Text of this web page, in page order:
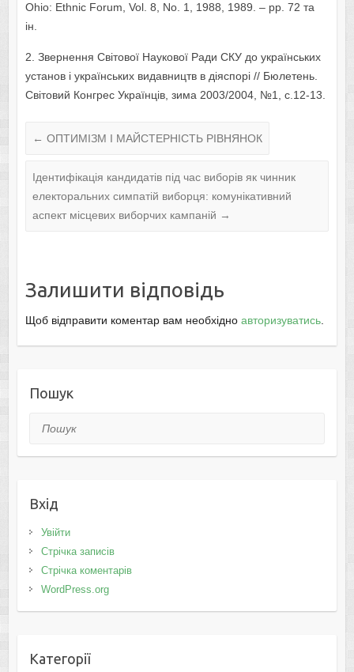
Ohio: Ethnic Forum, Vol. 8, No. 1, 1988, 1989. – pp. 72 та
ін.
2. Звернення Світової Наукової Ради СКУ до українських
установ і українських видавництв в діяспорі // Бюлетень.
Світовий Конгрес Українців, зима 2003/2004, №1, с.12-13.
← ОПТИМІЗМ І МАЙСТЕРНІСТЬ РІВНЯНОК
Ідентифікація кандидатів під час виборів як чинник
електоральних симпатій виборця: комунікативний
аспект місцевих виборчих кампаній →
Залишити відповідь
Щоб відправити коментар вам необхідно авторизуватись.
Пошук
Пошук
Вхід
Увійти
Стрічка записів
Стрічка коментарів
WordPress.org
Категорії